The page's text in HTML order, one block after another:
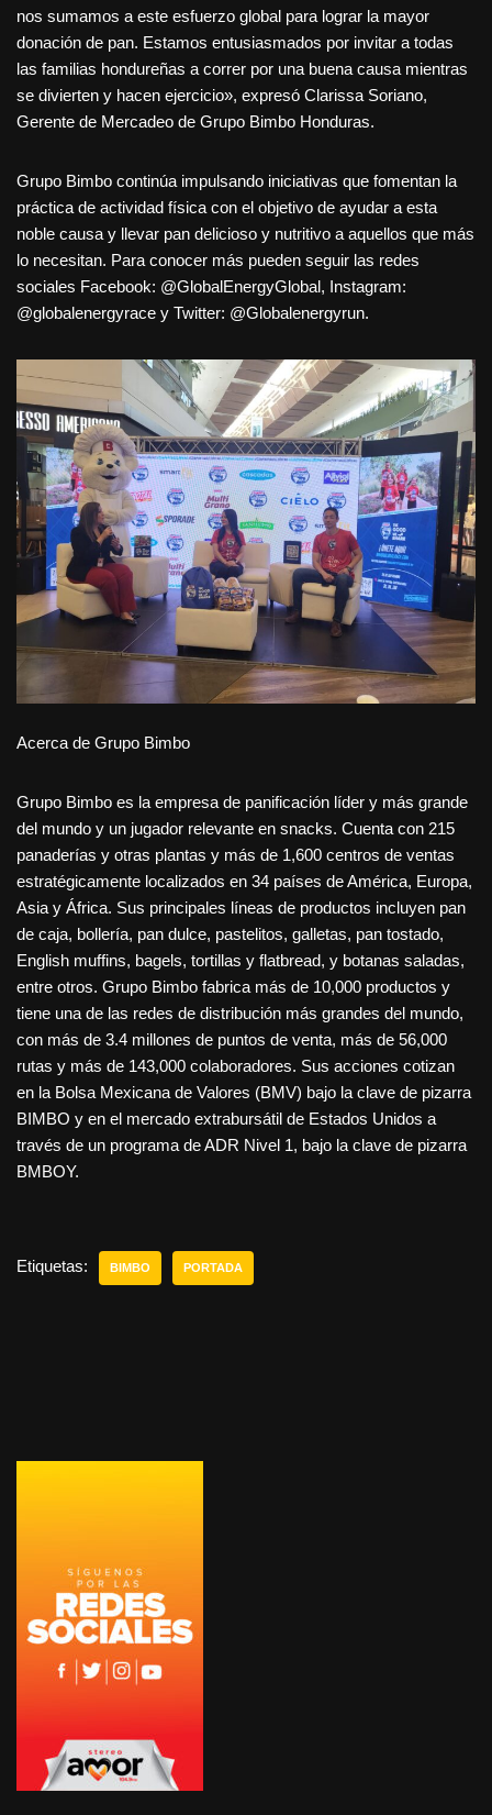
nos sumamos a este esfuerzo global para lograr la mayor
donación de pan. Estamos entusiasmados por invitar a todas
las familias hondureñas a correr por una buena causa mientras
se divierten y hacen ejercicio», expresó Clarissa Soriano,
Gerente de Mercadeo de Grupo Bimbo Honduras.
Grupo Bimbo continúa impulsando iniciativas que fomentan la
práctica de actividad física con el objetivo de ayudar a esta
noble causa y llevar pan delicioso y nutritivo a aquellos que más
lo necesitan. Para conocer más pueden seguir las redes
sociales Facebook: @GlobalEnergyGlobal, Instagram:
@globalenergyrace y Twitter: @Globalenergyrun.
Acerca de Grupo Bimbo
Grupo Bimbo es la empresa de panificación líder y más grande
del mundo y un jugador relevante en snacks. Cuenta con 215
panaderías y otras plantas y más de 1,600 centros de ventas
estratégicamente localizados en 34 países de América, Europa,
Asia y África. Sus principales líneas de productos incluyen pan
de caja, bollería, pan dulce, pastelitos, galletas, pan tostado,
English muffins, bagels, tortillas y flatbread, y botanas saladas,
entre otros. Grupo Bimbo fabrica más de 10,000 productos y
tiene una de las redes de distribución más grandes del mundo,
con más de 3.4 millones de puntos de venta, más de 56,000
rutas y más de 143,000 colaboradores. Sus acciones cotizan
en la Bolsa Mexicana de Valores (BMV) bajo la clave de pizarra
BIMBO y en el mercado extrabursátil de Estados Unidos a
través de un programa de ADR Nivel 1, bajo la clave de pizarra
BMBOY.
Etiquetas: BIMBO PORTADA